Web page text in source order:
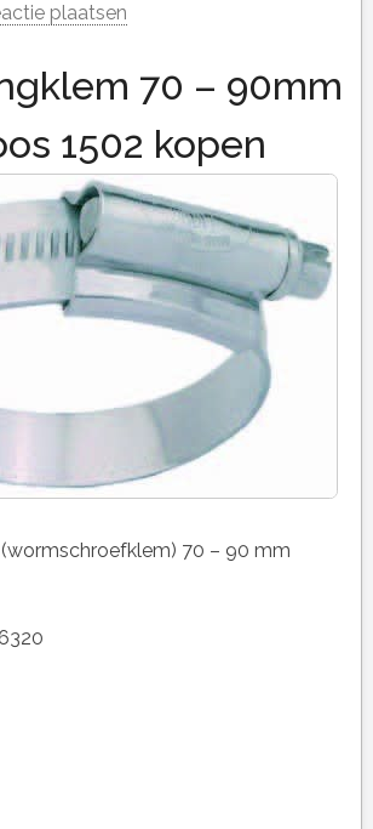
plaatsen
70 – 90mm
1502 kopen
(wormschroefklem) 70 – 90 mm